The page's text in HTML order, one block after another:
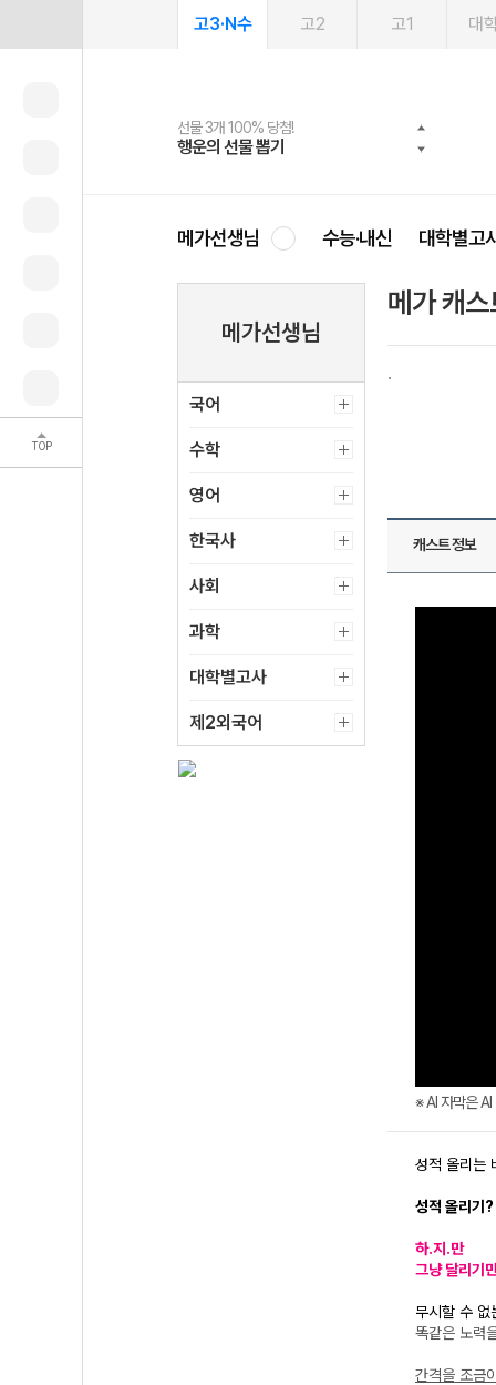
TOP
고3·N수 고2 고1 대
선물 3개 100% 당첨!
행운의 선물 뽑기
선물 100% 증정!
메가스터디 X 올리브
여름방학 스터디 캐시백
메가런 썸머스쿨
2027 러셀 단과
강사 공개선발
스마트러닝앱
설문 EVENT
메가패스
3일 무료 체험권
메가패스 수강생 무료혜택!
메가클럽 멤버십
사회공헌 캠페인
희망이룸 메가나눔
메가선생님 수능·내신 대학별고
메가선생님
국어
수학
영어
한국사
사회
과학
대학별고사
제2외국어
메가 캐스
캐스트 정보
※ AI 자막은 AI
성적 올리는
성적 올리기
하.지.만
그냥 달리기
무시할 수
똑같은 노력
간격을 조금